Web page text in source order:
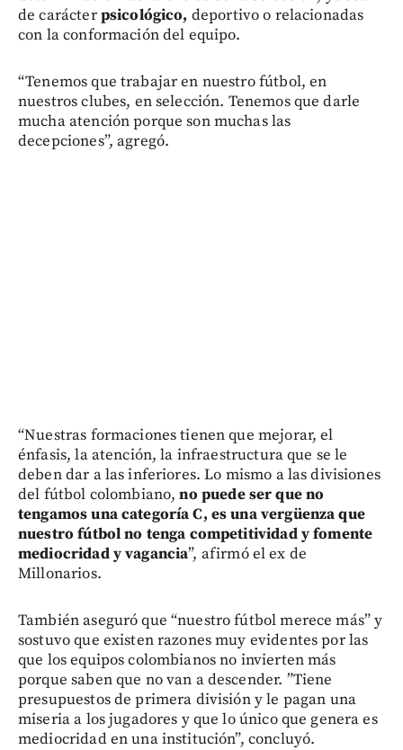
de carácterpsicológico, deportivo o relacionadas
con la conformación del equipo.
“Tenemos que trabajar en nuestro fútbol, en
nuestros clubes, en selección. Tenemos que darle
mucha atención porque son muchas las
decepciones”, agregó.
“Nuestras formaciones tienen que mejorar, el
énfasis, la atención, la infraestructura que se le
deben dar a las inferiores. Lo mismo a las divisiones
del fútbol colombiano,no puede ser que no
tengamos una categoría C, es una vergüenza que
nuestro fútbol no tenga competitividad y fomente
mediocridad y vagancia”, afirmó el ex de
Millonarios.
También aseguró que “nuestro fútbol merece más” y
sostuvo que existen razones muy evidentes por las
que los equipos colombianos no invierten más
porque saben que no van a descender. ”Tiene
presupuestos de primera división y le pagan una
miseria a los jugadores y que lo único que genera es
mediocridad en una institución”, concluyó.